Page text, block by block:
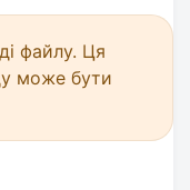
файлу. Ця
може бути